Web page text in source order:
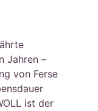
Jahren –
von Ferse
ist der